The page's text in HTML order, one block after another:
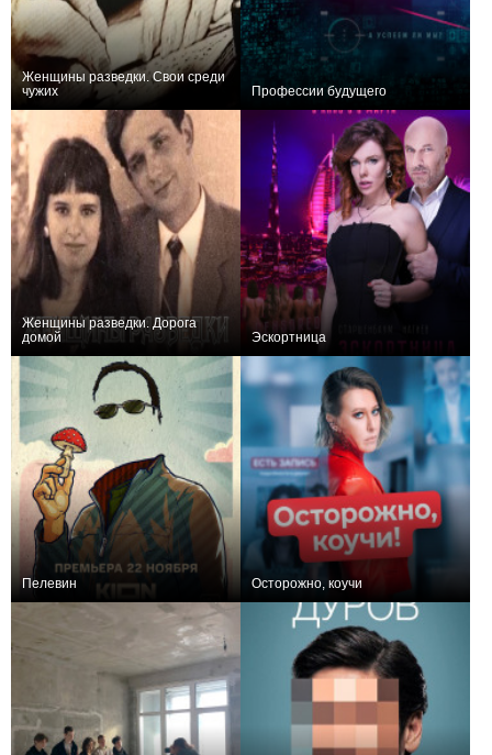
Женщины разведки. Свои среди
чужих
Профессии будущего
Женщины разведки. Дорога
домой
Эскортница
Пелевин Осторожно, коучи